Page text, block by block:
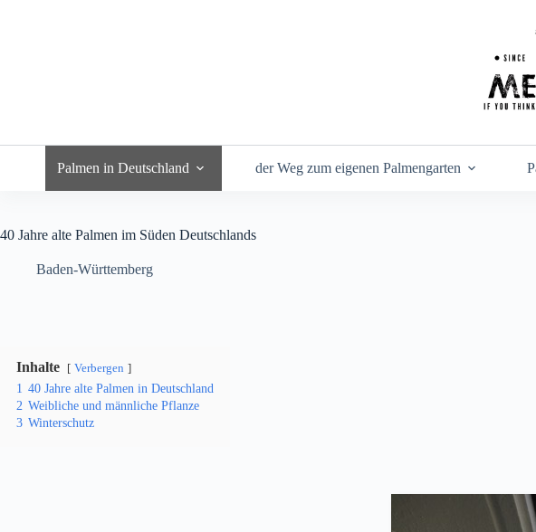
Palmen in Deutschland der Weg zum eigenen Palmengarten
40 Jahre alte Palmen im Süden Deutschlands
Baden-Württemberg
Inhalte Verbergen
1 40 Jahre alte Palmen in Deutschland
2 Weibliche und männliche Pflanze
3 Winterschutz